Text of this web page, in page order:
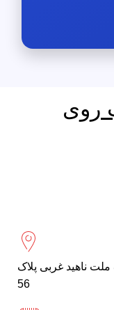
روی
ناهید غربی پلاک
56